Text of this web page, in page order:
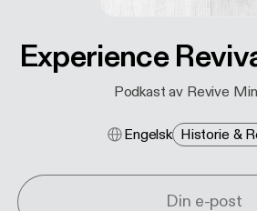
Experience
Podkast av Revive
Engelsk Historie &